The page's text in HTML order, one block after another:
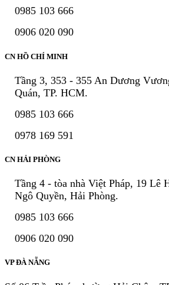
0985 103 666
0906 020 090
CN HỒ CHÍ MINH
Tầng 3, 353 - 355 An Dương
Quán, TP. HCM.
0985 103 666
0978 169 591
CN HẢI PHÒNG
Tầng 4 - tòa nhà Việt Pháp, 19 Lê
Ngô Quyền, Hải Phòng.
0985 103 666
0906 020 090
VP ĐÀ NẴNG